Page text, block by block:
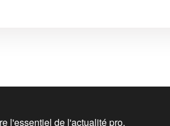
l'essentiel de l'actualité pro.